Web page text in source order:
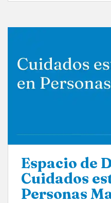
Espacio de
Cuidados
Personas